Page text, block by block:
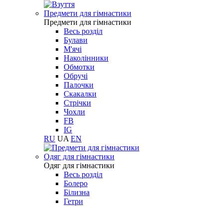
Предмети для гімнастики
Предмети для гімнастики
Весь розділ
Булави
М'ячі
Наколінники
Обмотки
Обручі
Палочки
Скакалки
Стрічки
Чохли
FB
IG
RU UA EN
Одяг для гімнастики
Одяг для гімнастики
Весь розділ
Болеро
Білизна
Гетри